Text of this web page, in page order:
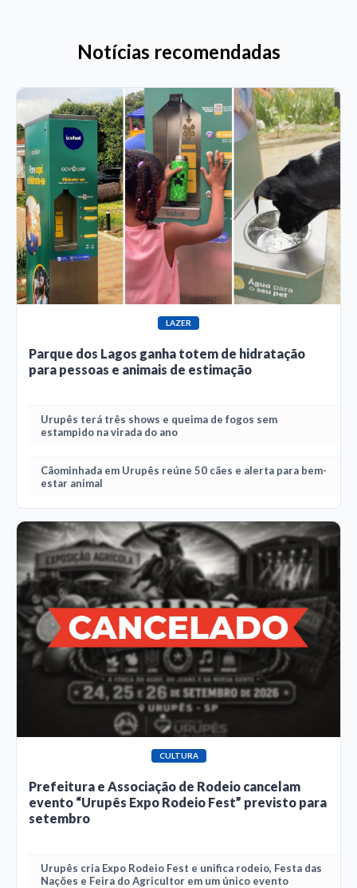
Notícias recomendadas
LAZER
Parque dos Lagos ganha totem de hidratação
para pessoas e animais de estimação
Urupês terá três shows e queima de fogos sem
estampido na virada do ano
Cãominhada em Urupês reúne 50 cães e alerta para bem-
estar animal
CULTURA
Prefeitura e Associação de Rodeio cancelam
evento “Urupês Expo Rodeio Fest” previsto para
setembro
Urupês cria Expo Rodeio Fest e unifica rodeio, Festa das
Nações e Feira do Agricultor em um único evento